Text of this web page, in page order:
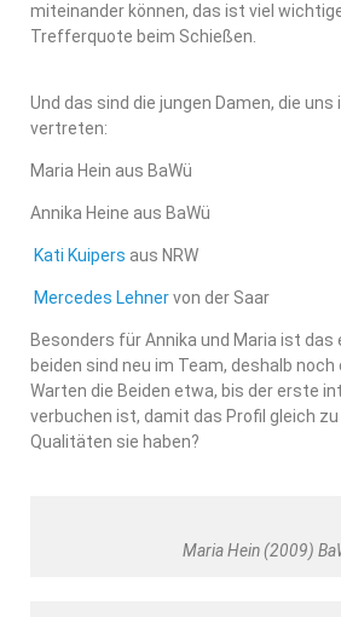
miteinander können, das ist viel
Trefferquote beim Schießen.
Und das sind die jungen Damen, die
vertreten:
Maria Hein aus BaWü
Annika Heine aus BaWü
Kati Kuipers aus NRW
Mercedes Lehnervon der Saar
Besonders für Annika und Maria ist das
beiden sind neu im Team, deshalb noch
Warten die Beiden etwa, bis der erste
verbuchen ist, damit das Profil gleich
Qualitäten sie haben?
Maria Hein (2009)